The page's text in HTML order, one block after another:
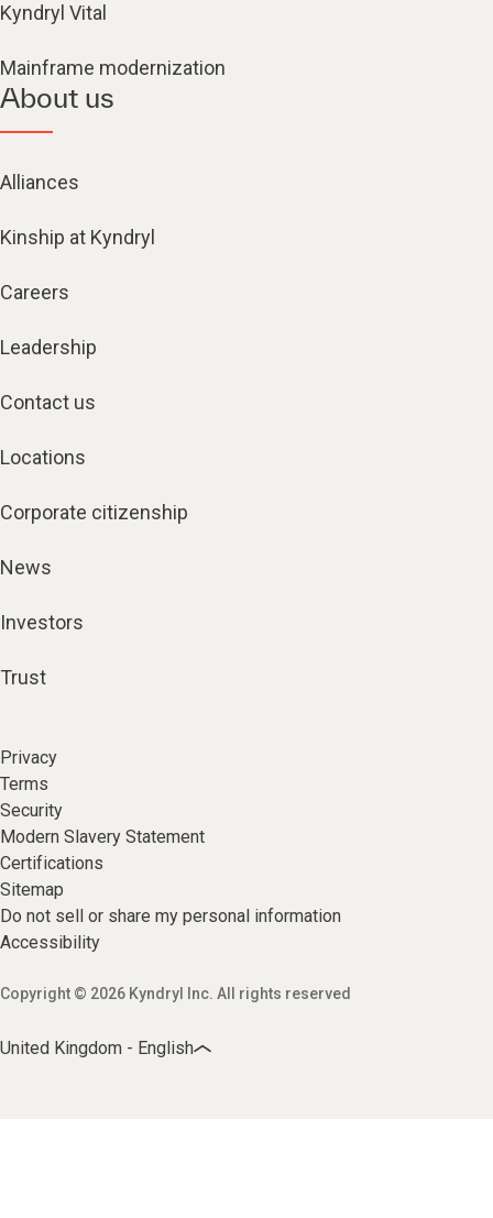
Kyndryl Vital
Mainframe modernization
About us
Alliances
Kinship at Kyndryl
Careers
Leadership
Contact us
Locations
Corporate citizenship
News
Investors
Trust
Privacy
Terms
Security
Modern Slavery Statement
Certifications
Sitemap
Do not sell or share my personal information
Accessibility
Copyright © 2026 Kyndryl Inc. All rights reserved
United Kingdom - English